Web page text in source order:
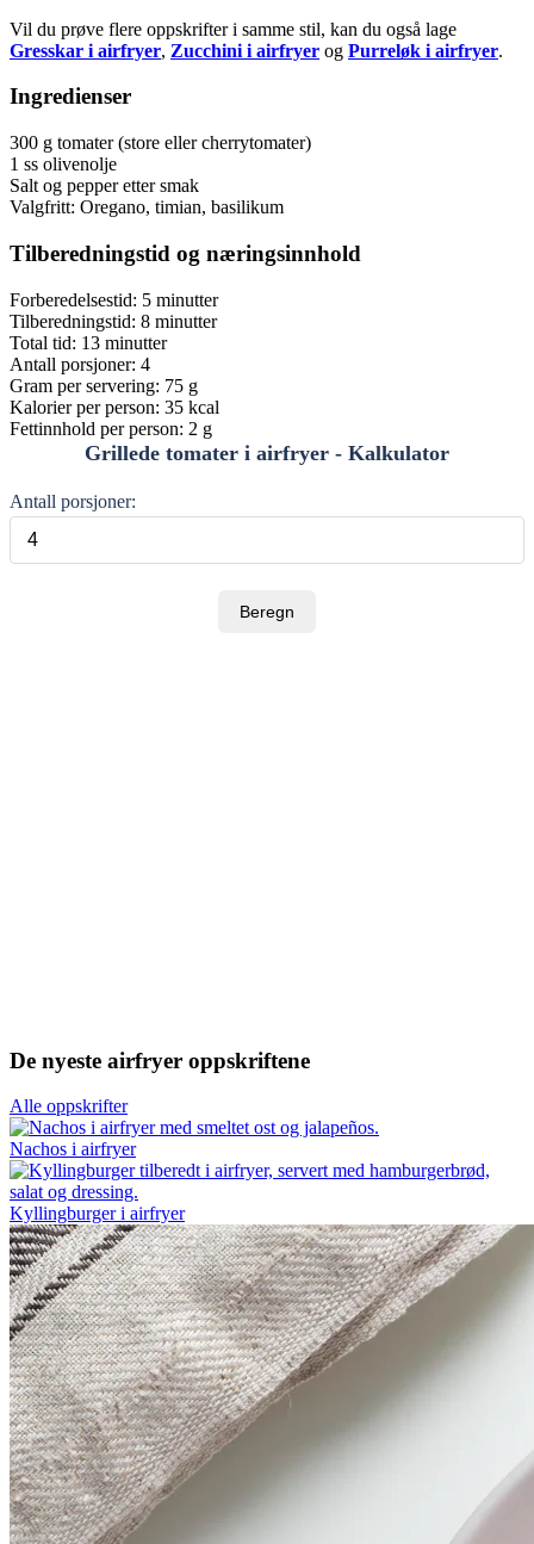
Vil du prøve flere oppskrifter i samme stil, kan du også lage
Gresskar i airfryer, Zucchini i airfryer og Purreløk i airfryer.
Ingredienser
300 g tomater (store eller cherrytomater)
1 ss olivenolje
Salt og pepper etter smak
Valgfritt: Oregano, timian, basilikum
Tilberedningstid og næringsinnhold
Forberedelsestid: 5 minutter
Tilberedningstid: 8 minutter
Total tid: 13 minutter
Antall porsjoner: 4
Gram per servering: 75 g
Kalorier per person: 35 kcal
Fettinnhold per person: 2 g
Grillede tomater i airfryer - Kalkulator
Antall porsjoner:
Beregn
De nyeste airfryer oppskriftene
Alle oppskrifter
Nachos i airfryer
Kyllingburger i airfryer